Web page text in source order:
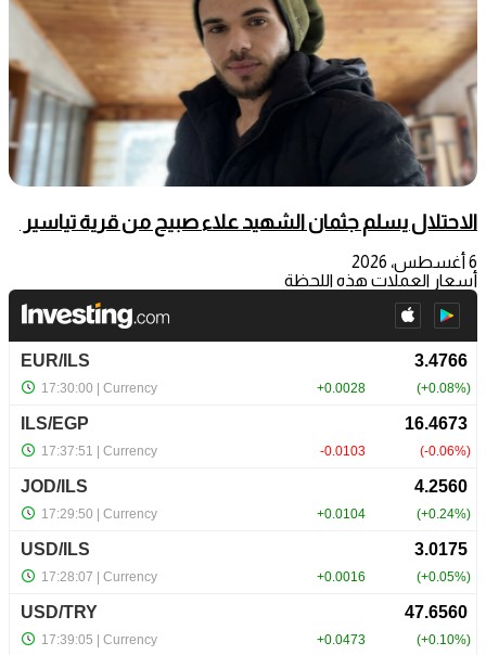
الاحتلال يسلم جثمان الشهيد علاء صبيح من قرية تياسير
6 أغسطس، 2026
أسعار العملات هذه اللحظة